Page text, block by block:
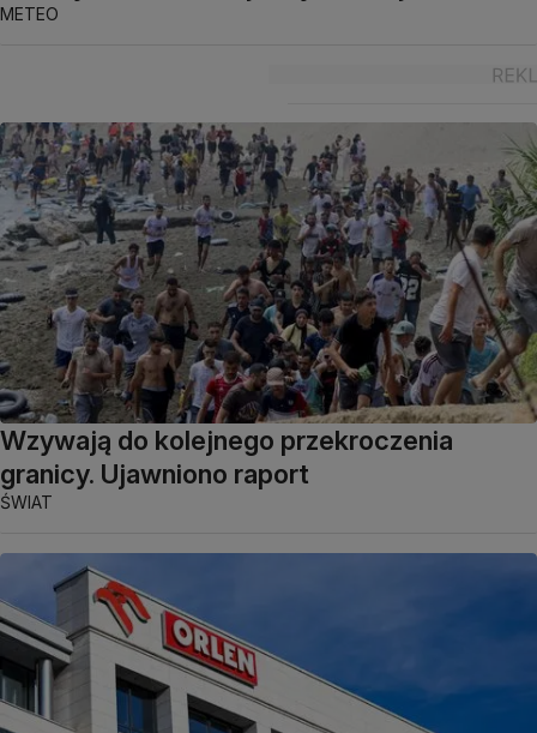
METEO
Wzywają do kolejnego przekroczenia
granicy. Ujawniono raport
ŚWIAT